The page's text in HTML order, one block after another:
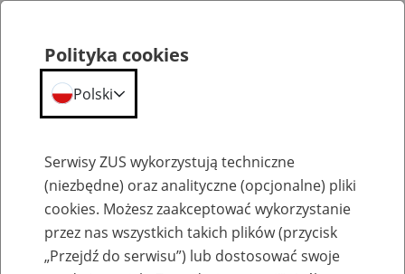
Polityka cookies
Polski
Serwisy ZUS wykorzystują techniczne
(niezbędne) oraz analityczne (opcjonalne) pliki
cookies. Możesz zaakceptować wykorzystanie
przez nas wszystkich takich plików (przycisk
„Przejdź do serwisu”) lub dostosować swoje